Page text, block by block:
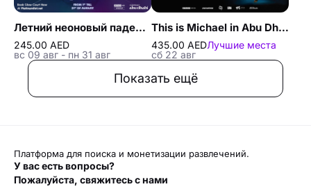
Летний неоновый падел Summer Glow
245.00 AED
вс 09 авг - пн 31 авг
This is Michael in Abu Dhabi
435.00 AEDЛучшие места
сб 22 авг
Показать ещё
Платформа для поиска и монетизации развлечений.
У вас есть вопросы?
Пожалуйста, свяжитесь с нами